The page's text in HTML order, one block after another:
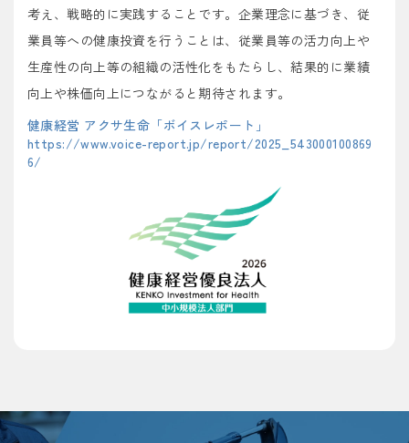
考え、戦略的に実践することです。企業理念に基づき、従
業員等への健康投資を行うことは、従業員等の活力向上や
生産性の向上等の組織の活性化をもたらし、結果的に業績
向上や株価向上につながると期待されます。
健康経営 アクサ生命「ボイスレポート」
https://www.voice-report.jp/report/2025_543000100869
6/